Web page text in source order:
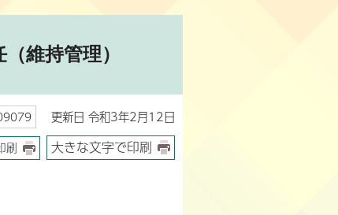
維持管理）
更新日 令和3年2月12日
刷 大きな文字で印刷